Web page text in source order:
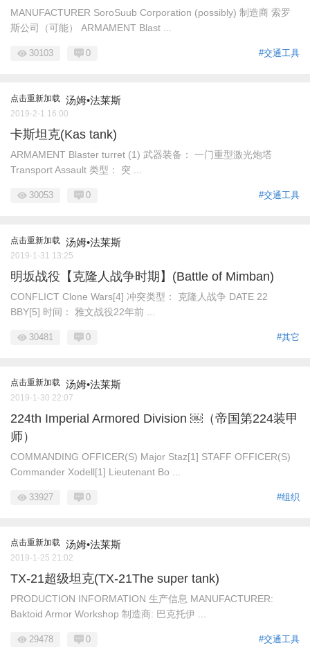
MANUFACTURER SoroSuub Corporation (possibly) 制造商 索罗
斯公司（可能） ARMAMENT Blast ...
#交通工具
30103 0
点击重新加载 汤姆•法莱斯
2019-2-1 16:00
卡斯坦克(Kas tank)
ARMAMENT Blaster turret (1) 武器装备： 一门重型激光炮塔
Transport Assault 类型： 突 ...
#交通工具
30053 0
点击重新加载 汤姆•法莱斯
2019-1-31 13:25
明坂战役【克隆人战争时期】(Battle of Mimban)
CONFLICT Clone Wars[4] 冲突类型： 克隆人战争 DATE 22
BBY[5] 时间： 雅文战役22年前 ...
#其它
30481 0
点击重新加载 汤姆•法莱斯
2019-1-30 22:07
224th Imperial Armored Division ￼（帝国第224装甲
师）
COMMANDING OFFICER(S) Major Staz[1] STAFF OFFICER(S)
Commander Xodell[1] Lieutenant Bo ...
#组织
33927 0
点击重新加载 汤姆•法莱斯
2019-1-25 21:02
TX-21超级坦克(TX-21The super tank)
PRODUCTION INFORMATION 生产信息 MANUFACTURER:
Baktoid Armor Workshop 制造商: 巴克托伊 ...
#交通工具
29478 0